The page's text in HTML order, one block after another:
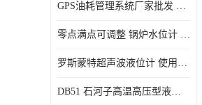
GPS油耗管理系统厂家批发 CR-606 汽车油位传感器故障
零点满点可调整 锅炉水位计 太原智能锅炉汽包液位计生产厂家
罗斯蒙特超声波液位计 使用寿命长
DB51 石河子高温高压型液位变送器 性能稳定